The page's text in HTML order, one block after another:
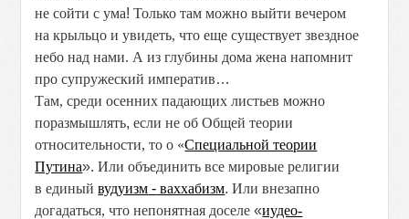
не сойти с ума!Только там можно выйти вечером
на крыльцо и увидеть, что еще существует звездное
небо над нами. А из глубины дома жена напомнит
про супружеский императив…
Там, среди осенних падающих листьев можно
поразмышлять, если не об Общей теории
относительности, то о «Специальной теории
Путина».Или объединить все мировые религии
в единыйвудуизм - ваххабизм.Или внезапно
догадаться, что непонятная доселе «иудео-